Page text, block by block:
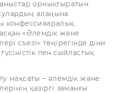
орнықтыратын
алаңына
конфессияаралық
«Әлемдік және
съезі» төңірегінде діни
пен сыйластық
мақсаты – әлемдік және
қазіргі заманғы